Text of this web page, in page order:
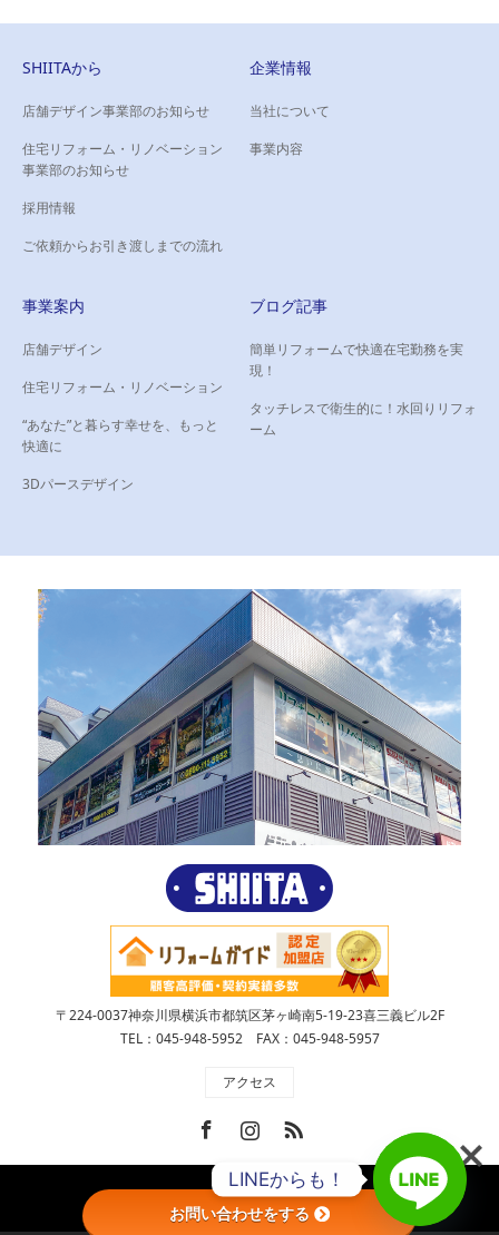
SHIITAから
店舗デザイン事業部のお知らせ
住宅リフォーム・リノベーション
事業部のお知らせ
採用情報
ご依頼からお引き渡しまでの流れ
企業情報
当社について
事業内容
事業案内
店舗デザイン
住宅リフォーム・リノベーション
“あなた”と暮らす幸せを、もっと
快適に
3Dパースデザイン
ブログ記事
簡単リフォームで快適在宅勤務を実
現！
タッチレスで衛生的に！水回りリフォ
ーム
〒224-0037神奈川県横浜市都筑区茅ヶ崎南5-19-23喜三義ビル2F
TEL：045-948-5952 FAX：045-948-5957
アクセス
Copyright ©株式会社SHIITA
お問い合わせをする
LINEからも！